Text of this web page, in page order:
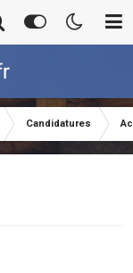
Candidatures